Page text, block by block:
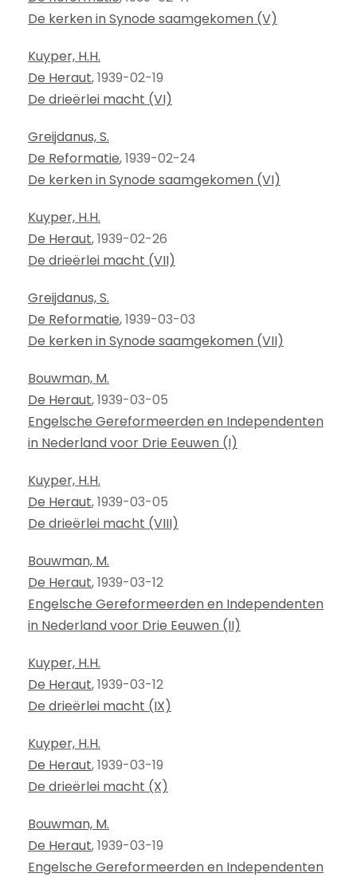
De kerken in Synode saamgekomen (V)
Kuyper, H.H.
De Heraut, 1939-02-19
De drieërlei macht (VI)
Greijdanus, S.
De Reformatie, 1939-02-24
De kerken in Synode saamgekomen (VI)
Kuyper, H.H.
De Heraut, 1939-02-26
De drieërlei macht (VII)
Greijdanus, S.
De Reformatie, 1939-03-03
De kerken in Synode saamgekomen (VII)
Bouwman, M.
De Heraut, 1939-03-05
Engelsche Gereformeerden en Independenten
in Nederland voor Drie Eeuwen (I)
Kuyper, H.H.
De Heraut, 1939-03-05
De drieërlei macht (VIII)
Bouwman, M.
De Heraut, 1939-03-12
Engelsche Gereformeerden en Independenten
in Nederland voor Drie Eeuwen (II)
Kuyper, H.H.
De Heraut, 1939-03-12
De drieërlei macht (IX)
Kuyper, H.H.
De Heraut, 1939-03-19
De drieërlei macht (X)
Bouwman, M.
De Heraut, 1939-03-19
Engelsche Gereformeerden en Independenten